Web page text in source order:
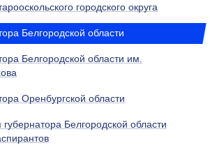
городского округа
Белгородской области
Белгородской области им.
Оренбургской области
Белгородской области